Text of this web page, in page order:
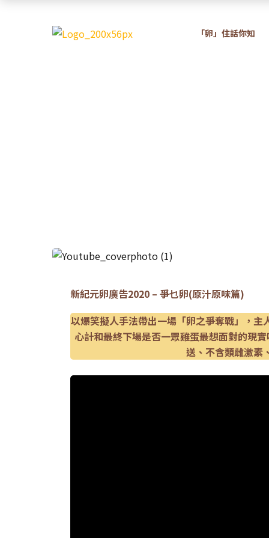
「卵」住話你知
新紀元卵廣告2020 – 爭乜卵(原汁原味篇)
以爆笑擬人手法帶出一場「卵之爭奪戰」，
心計和最終下場是否一眾雞蛋最想面對的現
送、不含類雌激素